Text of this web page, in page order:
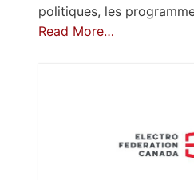
politiques, les
Read More…